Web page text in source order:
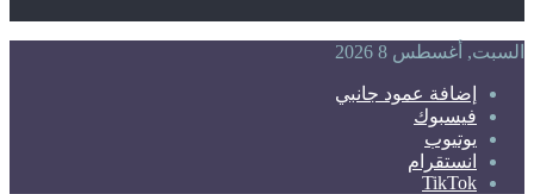
السبت, أغسطس 8 2026
إضافة عمود جانبي
فيسبوك
يوتيوب
انستقرام
TikTok